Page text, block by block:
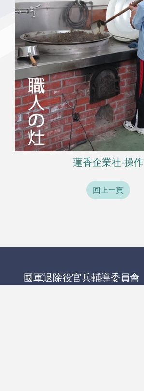
蓮香企業社-操作
回上一頁
國軍退除役官兵輔導委員會